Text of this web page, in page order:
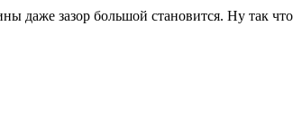
даже зазор большой становится. Ну так